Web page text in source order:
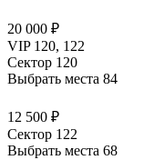
20 000 ₽
VIP 120, 122
Сектор 120
Выбрать места 84
12 500 ₽
Сектор 122
Выбрать места 68